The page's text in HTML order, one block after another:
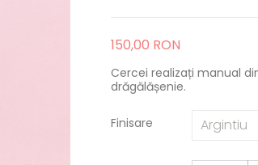
150,00 RON
Cercei realizați manual
drăgălășenie.
Finisare